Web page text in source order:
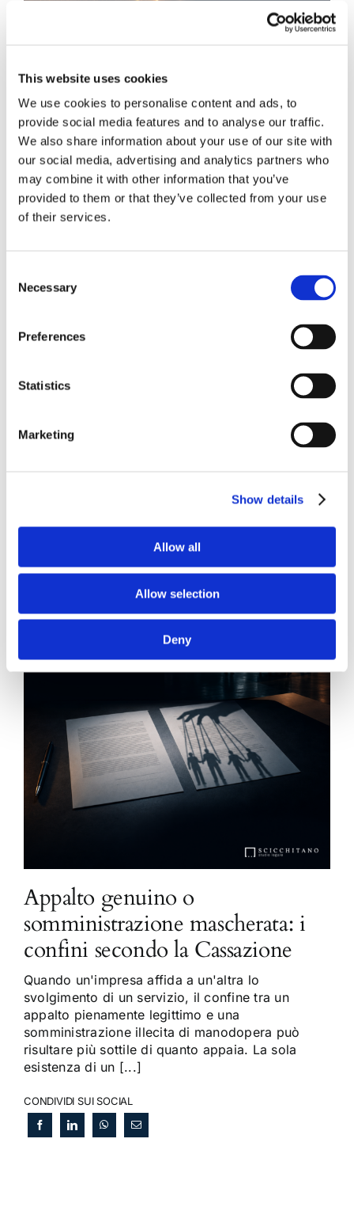
This website uses cookies
We use cookies to personalise content and ads, to
provide social media features and to analyse our traffic.
We also share information about your use of our site with
our social media, advertising and analytics partners who
may combine it with other information that you’ve
provided to them or that they’ve collected from your use
of their services.
Selection
Necessary
Preferences
Statistics
Marketing
Show details
Allow all
Allow selection
Deny
Obbligazioni solidali passive:
rapporti tra surrogazione legale e
regresso
nell'ambito delle obbligazioni solidali passive: il
CONDIVIDI SUI SOCIAL
News.
Appalto genuino o
somministrazione mascherata: i
confini secondo la Cassazione
Quando un'impresa affida a un'altra lo
svolgimento di un servizio, il confine tra un
appalto pienamente legittimo e una
somministrazione illecita di manodopera può
risultare più sottile di quanto appaia. La sola
esistenza di un [...]
CONDIVIDI SUI SOCIAL